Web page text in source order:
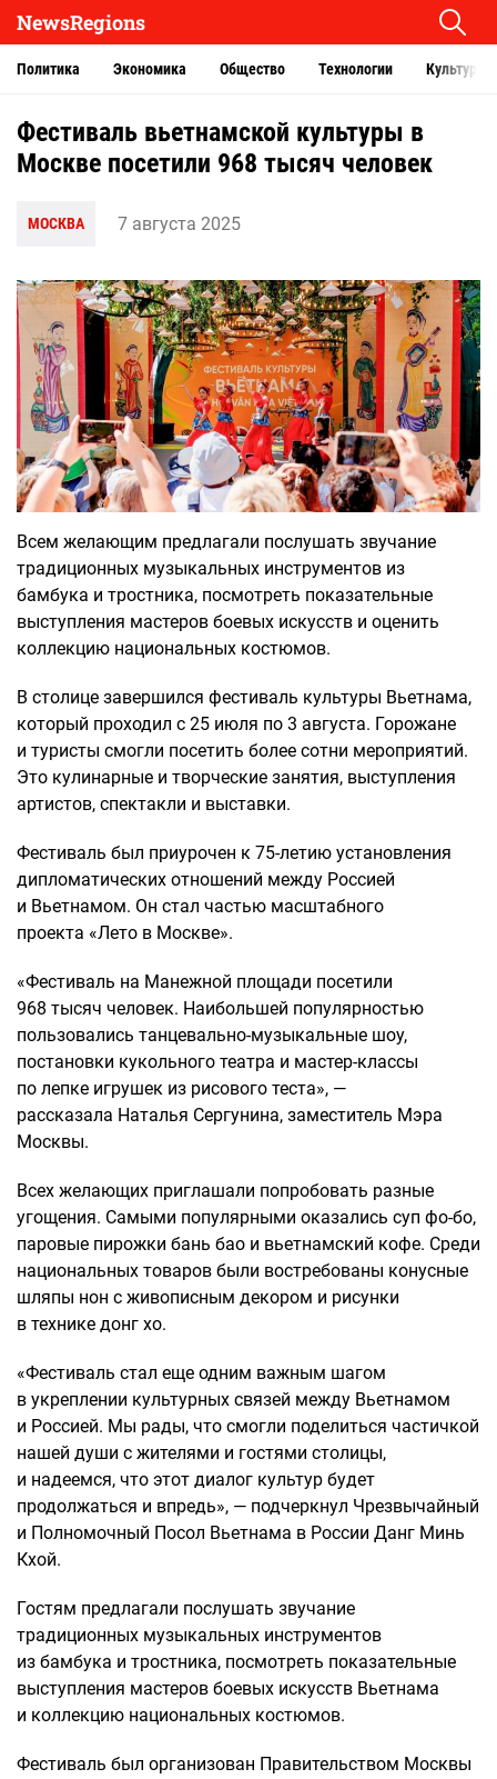
NewsRegions
Политика Экономика Общество Технологии Культура
Фестиваль вьетнамской культуры в
Москве посетили 968 тысяч человек
МОСКВА 7 августа 2025
Всем желающим предлагали послушать звучание
традиционных музыкальных инструментов из
бамбука и тростника, посмотреть показательные
выступления мастеров боевых искусств и оценить
коллекцию национальных костюмов.
В столице завершился фестиваль культуры Вьетнама,
который проходил с 25 июля по 3 августа. Горожане
и туристы смогли посетить более сотни мероприятий.
Это кулинарные и творческие занятия, выступления
артистов, спектакли и выставки.
Фестиваль был приурочен к 75-летию установления
дипломатических отношений между Россией
и Вьетнамом. Он стал частью масштабного
проекта «Лето в Москве».
«Фестиваль на Манежной площади посетили
968 тысяч человек. Наибольшей популярностью
пользовались танцевально-музыкальные шоу,
постановки кукольного театра и мастер-классы
по лепке игрушек из рисового теста», —
рассказала Наталья Сергунина, заместитель Мэра
Москвы.
Всех желающих приглашали попробовать разные
угощения. Самыми популярными оказались суп фо-бо,
паровые пирожки бань бао и вьетнамский кофе. Среди
национальных товаров были востребованы конусные
шляпы нон с живописным декором и рисунки
в технике донг хо.
«Фестиваль стал еще одним важным шагом
в укреплении культурных связей между Вьетнамом
и Россией. Мы рады, что смогли поделиться частичкой
нашей души с жителями и гостями столицы,
и надеемся, что этот диалог культур будет
продолжаться и впредь», — подчеркнул Чрезвычайный
и Полномочный Посол Вьетнама в России Данг Минь
Кхой.
Гостям предлагали послушать звучание
традиционных музыкальных инструментов
из бамбука и тростника, посмотреть показательные
выступления мастеров боевых искусств Вьетнама
и коллекцию национальных костюмов.
Фестиваль был организован Правительством Москвы